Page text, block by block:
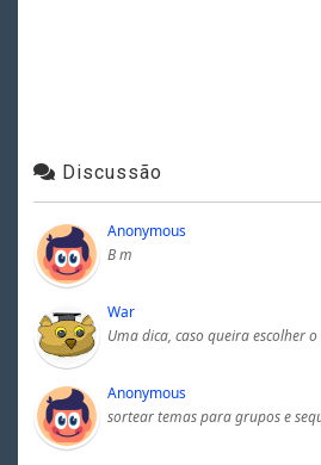
Discussão
Anonymous
B m
War
Uma dica, caso queira escolher
Anonymous
sortear temas para grupos e